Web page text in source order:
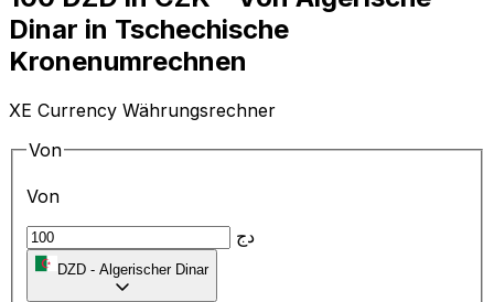
Dinar in Tschechische
Kronenumrechnen
XE Currency Währungsrechner
Von
Von
دج
DZD - Algerischer Dinar